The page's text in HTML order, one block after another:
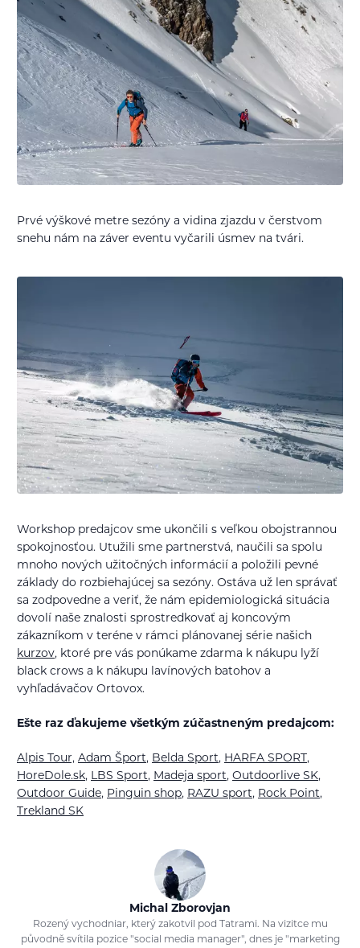
Prvé výškové metre sezóny a vidina zjazdu v čerstvom
snehu nám na záver eventu vyčarili úsmev na tvári.
Workshop predajcov sme ukončili s veľkou obojstrannou
spokojnosťou. Utužili sme partnerstvá, naučili sa spolu
mnoho nových užitočných informácií a položili pevné
základy do rozbiehajúcej sa sezóny. Ostáva už len správať
sa zodpovedne a veriť, že nám epidemiologická situácia
dovolí naše znalosti sprostredkovať aj koncovým
zákazníkom v teréne v rámci plánovanej série našich
kurzov, ktoré pre vás ponúkame zdarma k nákupu lyží
black crows a k nákupu lavínových batohov a
vyhľadávačov Ortovox.
Ešte raz ďakujeme všetkým zúčastneným predajcom:
Alpis Tour, Adam Šport, Belda Sport, HARFA SPORT ,
HoreDole.sk, LBS Sport, Madeja sport, Outdoorlive SK,
Outdoor Guide, Pinguin shop, RAZU sport, Rock Point,
Trekland SK
Michal Zborovjan
Rozený vychodniar, který zakotvil pod Tatrami. Na vizitce mu
původně svítila pozice "social media manager", dnes je "marketing